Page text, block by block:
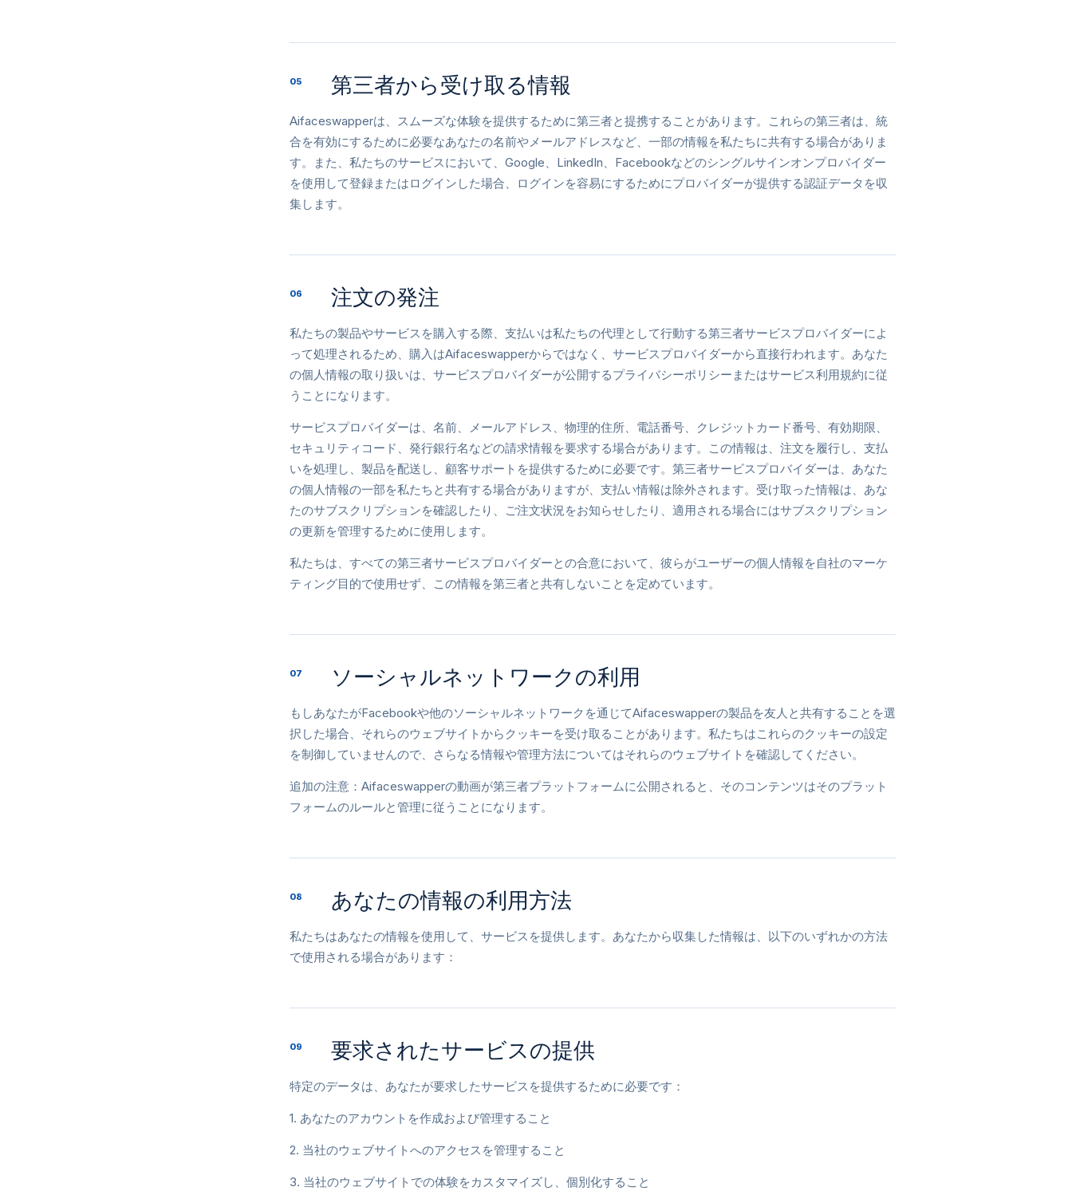
05 第三者から受け取る情報
Aifaceswapperは、スムーズな体験を提供するために第三者と提携することがあります。これらの第三者は、統
合を有効にするために必要なあなたの名前やメールアドレスなど、一部の情報を私たちに共有する場合がありま
す。また、私たちのサービスにおいて、Google、LinkedIn、Facebookなどのシングルサインオンプロバイダー
を使用して登録またはログインした場合、ログインを容易にするためにプロバイダーが提供する認証データを収
集します。
06 注文の発注
私たちの製品やサービスを購入する際、支払いは私たちの代理として行動する第三者サービスプロバイダーによ
って処理されるため、購入はAifaceswapperからではなく、サービスプロバイダーから直接行われます。あなた
の個人情報の取り扱いは、サービスプロバイダーが公開するプライバシーポリシーまたはサービス利用規約に従
うことになります。
サービスプロバイダーは、名前、メールアドレス、物理的住所、電話番号、クレジットカード番号、有効期限、
セキュリティコード、発行銀行名などの請求情報を要求する場合があります。この情報は、注文を履行し、支払
いを処理し、製品を配送し、顧客サポートを提供するために必要です。第三者サービスプロバイダーは、あなた
の個人情報の一部を私たちと共有する場合がありますが、支払い情報は除外されます。受け取った情報は、あな
たのサブスクリプションを確認したり、ご注文状況をお知らせしたり、適用される場合にはサブスクリプション
の更新を管理するために使用します。
私たちは、すべての第三者サービスプロバイダーとの合意において、彼らがユーザーの個人情報を自社のマーケ
ティング目的で使用せず、この情報を第三者と共有しないことを定めています。
07 ソーシャルネットワークの利用
もしあなたがFacebookや他のソーシャルネットワークを通じてAifaceswapperの製品を友人と共有することを選
択した場合、それらのウェブサイトからクッキーを受け取ることがあります。私たちはこれらのクッキーの設定
を制御していませんので、さらなる情報や管理方法についてはそれらのウェブサイトを確認してください。
追加の注意：Aifaceswapperの動画が第三者プラットフォームに公開されると、そのコンテンツはそのプラット
フォームのルールと管理に従うことになります。
08 あなたの情報の利用方法
私たちはあなたの情報を使用して、サービスを提供します。あなたから収集した情報は、以下のいずれかの方法
で使用される場合があります：
09 要求されたサービスの提供
特定のデータは、あなたが要求したサービスを提供するために必要です：
1. あなたのアカウントを作成および管理すること
2. 当社のウェブサイトへのアクセスを管理すること
3. 当社のウェブサイトでの体験をカスタマイズし、個別化すること